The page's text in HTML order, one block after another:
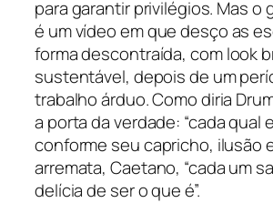
para garantir privilégios. Mas o
é um vídeo em que desço as
forma descontraída, comlook
sustentável, depois de um
trabalho árduo. Como diria
a porta da verdade: “cada qual
conforme seu capricho, ilusão e
arremata, Caetano, “cada um
delícia de ser o que é”.